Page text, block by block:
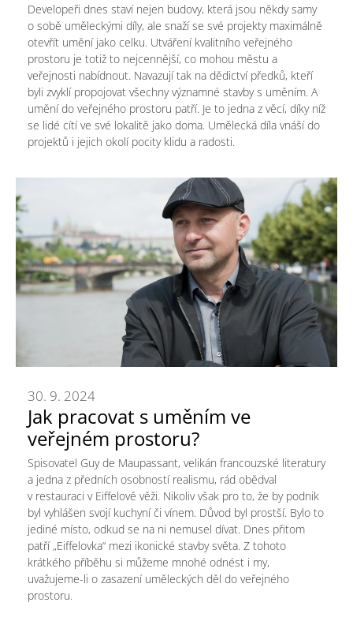
Developeři dnes staví nejen budovy, která jsou někdy samy
o sobě uměleckými díly, ale snaží se své projekty maximálně
otevřít umění jako celku. Utváření kvalitního veřejného
prostoru je totiž to nejcennější, co mohou městu a
veřejnosti nabídnout. Navazují tak na dědictví předků, kteří
byli zvyklí propojovat všechny významné stavby s uměním. A
umění do veřejného prostoru patří. Je to jedna z věcí, díky níž
se lidé cítí ve své lokalitě jako doma. Umělecká díla vnáší do
projektů i jejich okolí pocity klidu a radosti.
Jak pracovat s uměním ve
veřejném prostoru?
30. 9. 2024
Spisovatel Guy de Maupassant, velikán francouzské literatury
a jedna z předních osobností realismu, rád obědval
v restauraci v Eiffelově věži. Nikoliv však pro to, že by podnik
byl vyhlášen svojí kuchyní či vínem. Důvod byl prostší. Bylo to
jediné místo, odkud se na ni nemusel dívat. Dnes přitom
patří „Eiffelovka“ mezi ikonické stavby světa. Z tohoto
krátkého příběhu si můžeme mnohé odnést i my,
uvažujeme-li o zasazení uměleckých děl do veřejného
prostoru.